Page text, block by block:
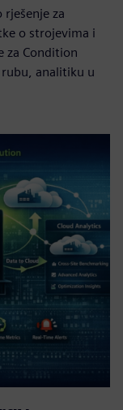
za
o strojevima i
za Condition
analitiku u